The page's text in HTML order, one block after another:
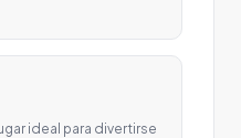
ideal para divertirse